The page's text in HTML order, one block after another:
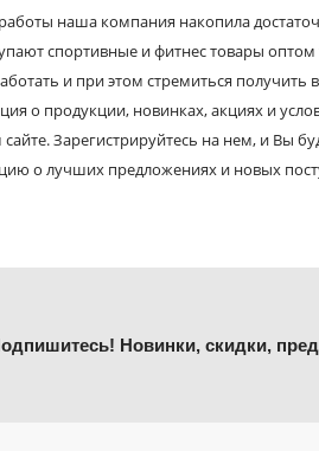
наша компания накопила
спортивные и фитнес товары оптом
и при этом стремиться получить
о продукции, новинках, акциях и
Зарегистрируйтесь на нем, и Вы
о лучших предложениях и новых
Новинки, скидки,